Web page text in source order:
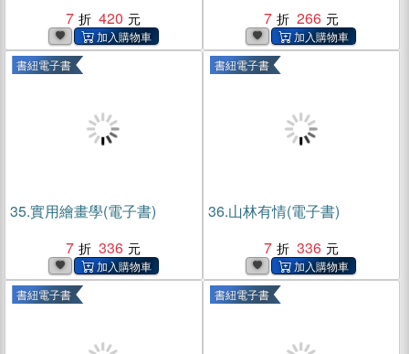
7
420
7
266
書紐電子書
35.實用繪畫學(電子書)
7
336
書紐電子書
36.山林有情(電子書)
7
336
書紐電子書 書紐電子書